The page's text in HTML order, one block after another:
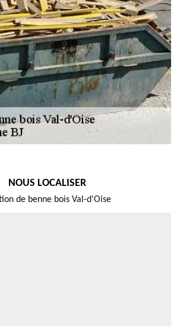
NOUS LOCALISER
de benne bois Val-d'Oise